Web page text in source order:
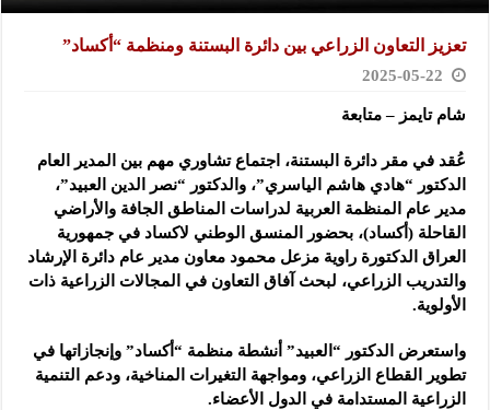
تعزيز التعاون الزراعي بين دائرة البستنة ومنظمة “أكساد”
2025-05-22
شام تايمز – متابعة
عُقد في مقر دائرة البستنة، اجتماع تشاوري مهم بين المدير العام
الدكتور “هادي هاشم الياسري”، والدكتور “نصر الدين العبيد”،
مدير عام المنظمة العربية لدراسات المناطق الجافة والأراضي
القاحلة (أكساد)، بحضور المنسق الوطني لاكساد في جمهورية
العراق الدكتورة راوية مزعل محمود معاون مدير عام دائرة الإرشاد
والتدريب الزراعي، لبحث آفاق التعاون في المجالات الزراعية ذات
الأولوية.
واستعرض الدكتور “العبيد” أنشطة منظمة “أكساد” وإنجازاتها في
تطوير القطاع الزراعي، ومواجهة التغيرات المناخية، ودعم التنمية
الزراعية المستدامة في الدول الأعضاء.